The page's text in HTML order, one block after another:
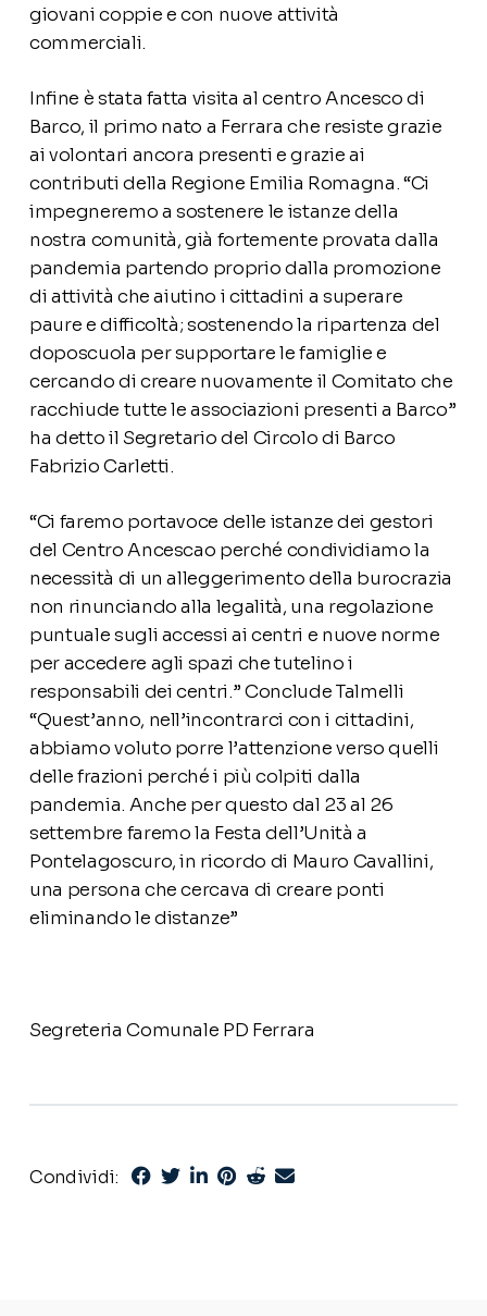
giovani coppie e con nuove attività
commerciali.
Infine è stata fatta visita al centro Ancesco di
Barco, il primo nato a Ferrara che resiste grazie
ai volontari ancora presenti e grazie ai
contributi della Regione Emilia Romagna. “Ci
impegneremo a sostenere le istanze della
nostra comunità, già fortemente provata dalla
pandemia partendo proprio dalla promozione
di attività che aiutino i cittadini a superare
paure e difficoltà; sostenendo la ripartenza del
doposcuola per supportare le famiglie e
cercando di creare nuovamente il Comitato che
racchiude tutte le associazioni presenti a Barco”
ha detto il Segretario del Circolo di Barco
Fabrizio Carletti.
“Ci faremo portavoce delle istanze dei gestori
del Centro Ancescao perché condividiamo la
necessità di un alleggerimento della burocrazia
non rinunciando alla legalità, una regolazione
puntuale sugli accessi ai centri e nuove norme
per accedere agli spazi che tutelino i
responsabili dei centri.” Conclude Talmelli
“Quest’anno, nell’incontrarci con i cittadini,
abbiamo voluto porre l’attenzione verso quelli
delle frazioni perché i più colpiti dalla
pandemia. Anche per questo dal 23 al 26
settembre faremo la Festa dell’Unità a
Pontelagoscuro, in ricordo di Mauro Cavallini,
una persona che cercava di creare ponti
eliminando le distanze”
Segreteria Comunale PD Ferrara
Condividi: